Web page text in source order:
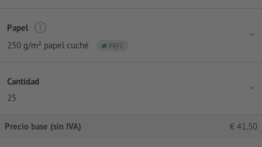
Papel
250 g/m² papel cuché
PEFC
Cantidad
25
Precio base (sin IVA) € 41,50